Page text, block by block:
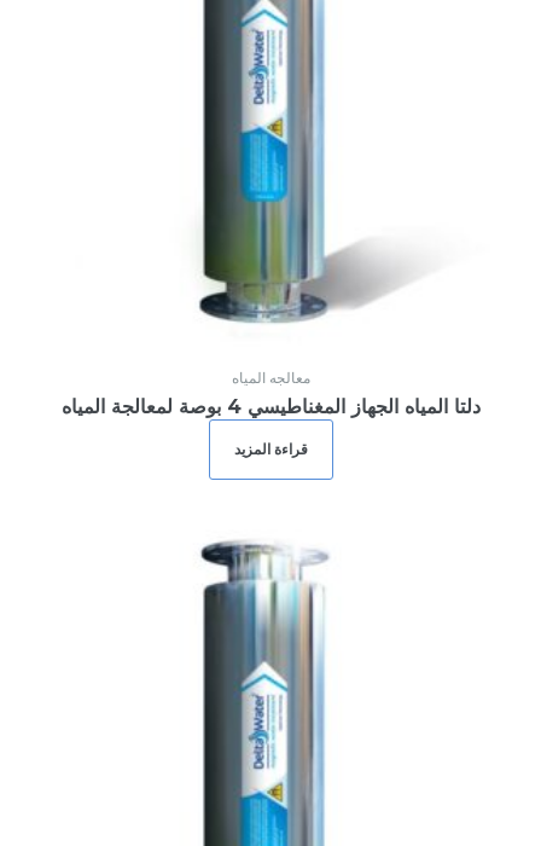
معالجه المياه
دلتا المياه الجهاز المغناطيسي 4 بوصة لمعالجة المياه
قراءة المزيد
Login
or use your login data
Lost your password?
Sign Up
Registration disabled